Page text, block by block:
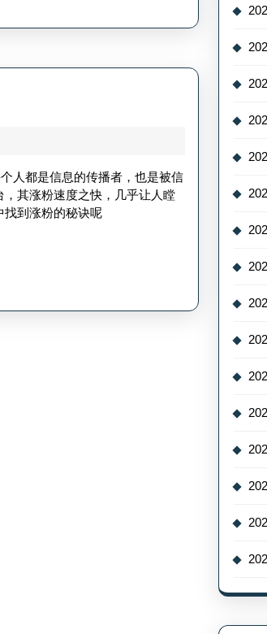
募？
小
赞
可
见
人都是信息的传播者，也是被信
其涨粉速度之快，几乎让人瞠
找到涨粉的秘诀呢